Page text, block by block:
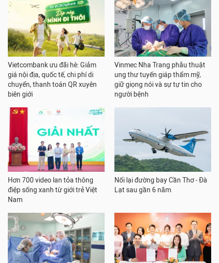
Vietcombank ưu đãi hè: Giảm
giá nội địa, quốc tế, chi phí di
chuyển, thanh toán QR xuyên
biên giới
Vinmec Nha Trang phẫu thuật
ung thư tuyến giáp thẩm mỹ,
giữ giọng nói và sự tự tin cho
người bệnh
Hơn 700 video lan tỏa thông
điệp sống xanh từ giới trẻ Việt
Nam
Nối lại đường bay Cần Thơ - Đà
Lạt sau gần 6 năm